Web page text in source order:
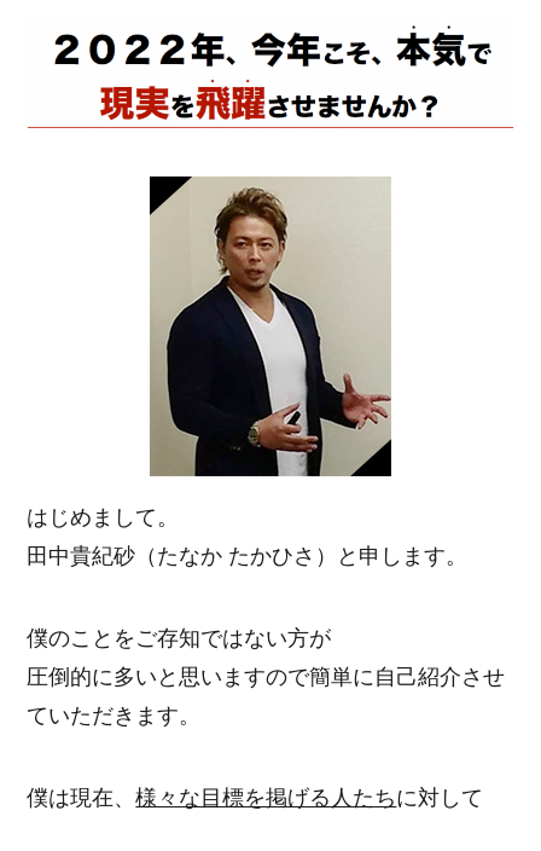
はじめまして。
田中貴紀砂（たなか たかひさ）と申します。
僕のことをご存知ではない方が
圧倒的に多いと思いますので簡単に自己紹介させ
ていただきます。
僕は現在、様々な目標を掲げる人たちに対して